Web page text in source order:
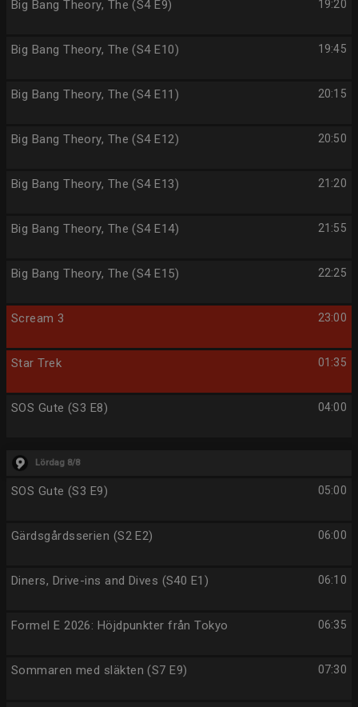
19:20
Big Bang Theory, The (S4 E9)
19:45
Big Bang Theory, The (S4 E10)
20:15
Big Bang Theory, The (S4 E11)
20:50
Big Bang Theory, The (S4 E12)
21:20
Big Bang Theory, The (S4 E13)
21:55
Big Bang Theory, The (S4 E14)
22:25
Big Bang Theory, The (S4 E15)
23:00
Scream 3
01:35
Star Trek
04:00
SOS Gute (S3 E8)
Lördag 8/8
05:00
SOS Gute (S3 E9)
06:00
Gärdsgårdsserien (S2 E2)
06:10
Diners, Drive-ins and Dives (S40 E1)
06:35
Formel E 2026: Höjdpunkter från Tokyo
07:30
Sommaren med släkten (S7 E9)